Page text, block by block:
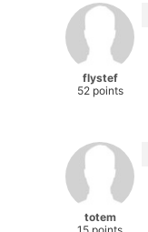
flystef
52 points
totem